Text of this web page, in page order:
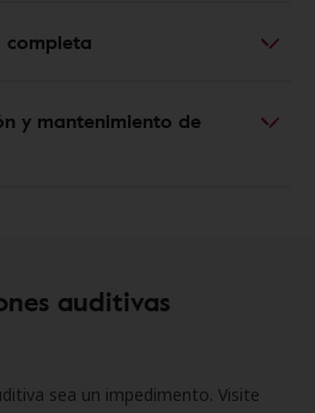
completa
y mantenimiento de
auditivas
sea un impedimento. Visite